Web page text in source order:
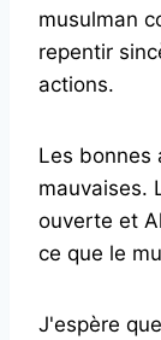
musulman
repentir
actions.
Les bonnes
mauvaises.
ouverte et
ce que le
J'espère